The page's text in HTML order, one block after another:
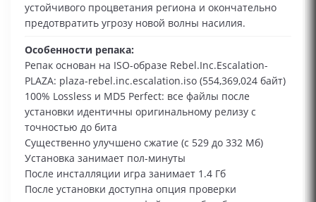
устойчивого процветания региона и окончательно
предотвратить угрозу новой волны насилия.
Особенности репака:
Репак основан на ISO-образе Rebel.Inc.Escalation-
PLAZA: plaza-rebel.inc.escalation.iso (554,369,024 байт)
100% Lossless и MD5 Perfect: все файлы после
установки идентичны оригинальному релизу с
точностью до бита
Существенно улучшено сжатие (с 529 до 332 Мб)
Установка занимает пол-минуты
После инсталляции игра занимает 1.4 Гб
После установки доступна опция проверки